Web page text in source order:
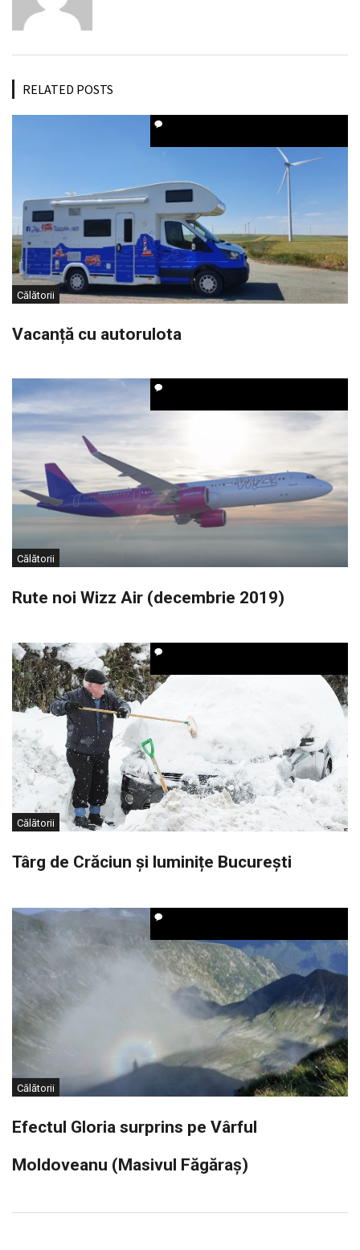
RELATED POSTS
Călătorii
Vacanță cu autorulota
Călătorii
Rute noi Wizz Air (decembrie 2019)
Călătorii
Târg de Crăciun și luminițe București
Călătorii
Efectul Gloria surprins pe Vârful
Moldoveanu (Masivul Făgăraș)